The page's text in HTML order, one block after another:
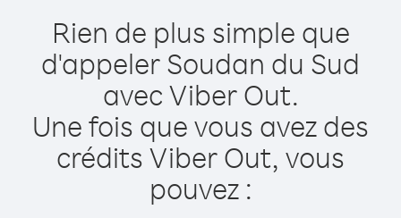
Rien de plus simple que
d'appeler Soudan du Sud
avec Viber Out.
Une fois que vous avez des
crédits Viber Out, vous
pouvez :